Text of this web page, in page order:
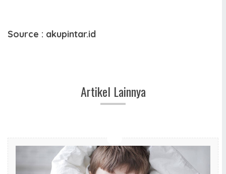
Source : akupintar.id
Artikel Lainnya